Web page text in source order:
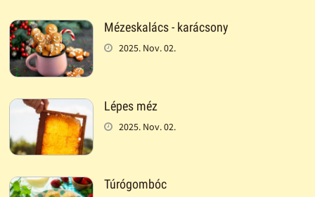
Mézeskalács - karácsony
2025. Nov. 02.
Lépes méz
2025. Nov. 02.
Túrógombóc